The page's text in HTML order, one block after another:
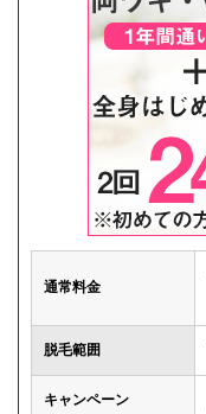
通常料金
脱毛範囲
キャンペーン